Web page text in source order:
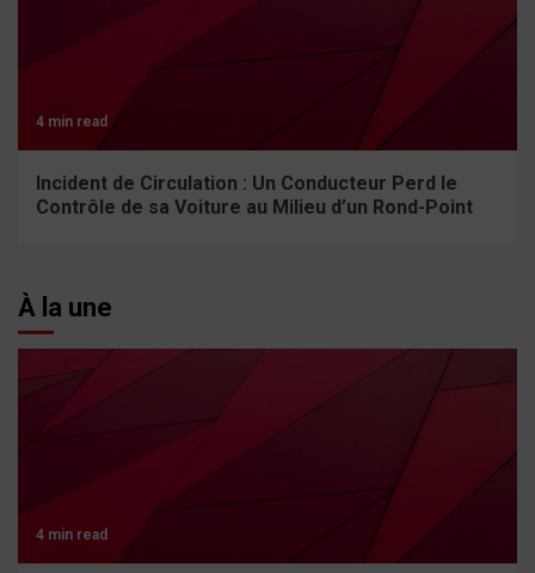
4 min read
Incident de Circulation : Un Conducteur Perd le
Contrôle de sa Voiture au Milieu d’un Rond-Point
À la une
4 min read